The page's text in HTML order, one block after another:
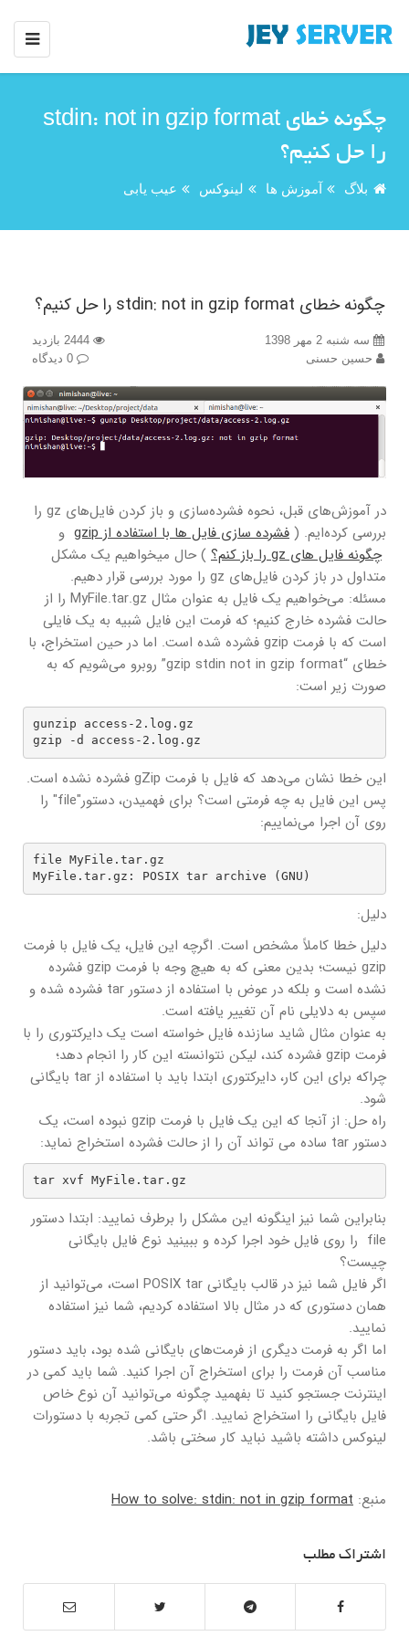
چگونه خطای stdin: not in gzip format
را حل کنیم؟
بلاگ آموزش ها لینوکس عیب یابی
چگونه خطای stdin: not in gzip format را حل کنیم؟
سه شنبه 2 مهر 1398
حسین حسنی
در آموزش‌های قبل، نحوه فشرده‌سازی و باز کردن فایل‌های gz را
بررسی کرده‌ایم. ( فشرده سازی فایل ها با استفاده از gzip
و
چگونه فایل های gz را باز کنم؟
) حال میخواهیم یک مشکل
متداول در باز کردن فایل‌های gz را مورد بررسی قرار دهیم.
مسئله: می‌خواهیم یک فایل به عنوان مثال MyFile.tar.gz را از
حالت فشرده خارج کنیم؛ که فرمت این فایل شبیه به یک فایلی
است که با فرمت gzip فشرده شده است. اما در حین استخراج، با
خطای “gzip stdin not in gzip format” روبرو ‌‌می‌شویم که به
صورت زیر است:
gunzip access-2.log.gz
gzip -d access-2.log.gz
این خطا نشان ‌‌می‌دهد که فایل با فرمت gZip فشرده نشده است.
پس این فایل به چه فرمتی است؟ برای فهمیدن، دستور"file" را
روی آن اجرا ‌‌می‌نماییم:
file MyFile.tar.gz
MyFile.tar.gz: POSIX tar archive (GNU)
دلیل:
دلیل خطا کاملاً مشخص است. اگرچه این فایل، یک فایل با فرمت
gzip نیست؛ بدین معنی که به هیچ وجه با فرمت gzip فشرده
نشده است و بلکه در عوض با استفاده از دستور tar فشرده شده و
سپس به دلایلی نام آن تغییر یافته است.
به عنوان مثال شاید سازنده فایل خواسته است یک دایرکتوری را با
فرمت gzip فشرده کند، لیکن نتوانسته این کار را انجام دهد؛
چراکه برای این کار، دایرکتوری ابتدا باید با استفاده از tar بایگانی
شود.
راه حل: از آنجا که این یک فایل با فرمت gzip نبوده است، یک
دستور tar ساده می تواند آن را از حالت فشرده استخراج نماید:
tar xvf MyFile.tar.gz
بنابراین شما نیز اینگونه این مشکل را برطرف ‌‌نمایید: ابتدا دستور
file را روی فایل خود اجرا کرده و ببینید نوع فایل بایگانی
چیست؟
اگر فایل شما نیز در قالب بایگانی POSIX tar است، ‌‌می‌توانید از
همان دستوری که در مثال بالا استفاده کردیم، شما نیز استفاده
نمایید.
اما اگر به فرمت دیگری از فرمت‌‌های بایگانی شده بود، باید دستور
مناسب آن فرمت را برای استخراج آن اجرا کنید. شما باید کمی در
اینترنت جستجو کنید تا بفهمید چگونه ‌‌می‌توانید آن نوع خاص
فایل بایگانی را استخراج نمایید. اگر حتی کمی تجربه با دستورات
لینوکس داشته باشید نباید کار سختی باشد.
منبع: How to solve: stdin: not in gzip format
اشتراک مطلب